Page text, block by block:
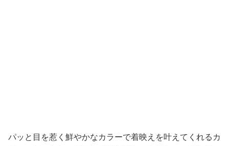
パッと目を惹く鮮やかなカラーで着映えを叶えてくれるカ